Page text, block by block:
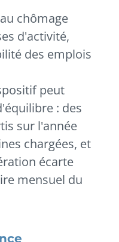
chômage
d'activité,
des emplois
peut
: des
sur l'année
chargées, et
écarte
mensuel du